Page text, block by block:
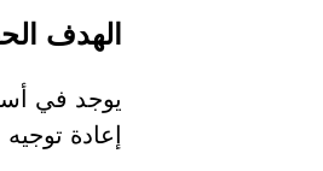
الهدف
يوجد في
إعادة